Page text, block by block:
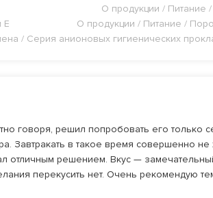
О продукции / Питание
Е
О продукции / Питание /
/ Серия анионовых гигиенических
говоря, решил попробовать его только
Завтракать в такое время совершенно не
отличным решением. Вкус —
перекусить нет. Очень рекомендую